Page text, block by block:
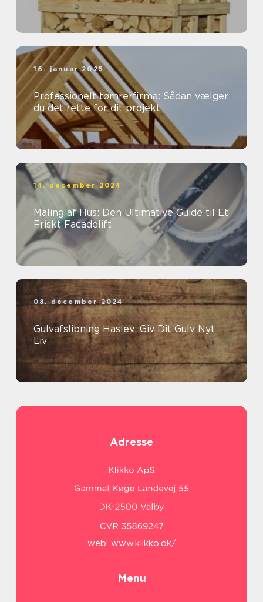
16. januar 2025
Professionelt tømrerfirma: Sådan vælger
du det rette for dit projekt
14. december 2024
Maling af Hus: Den Ultimative Guide til Et
Friskt Facadelift
08. december 2024
Gulvafslibning Haslev: Giv Dit Gulv Nyt
Liv
Adresse
web: www.klikko.dk/
Menu